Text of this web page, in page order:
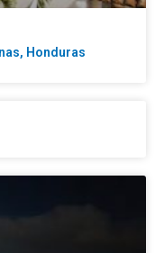
Honduras